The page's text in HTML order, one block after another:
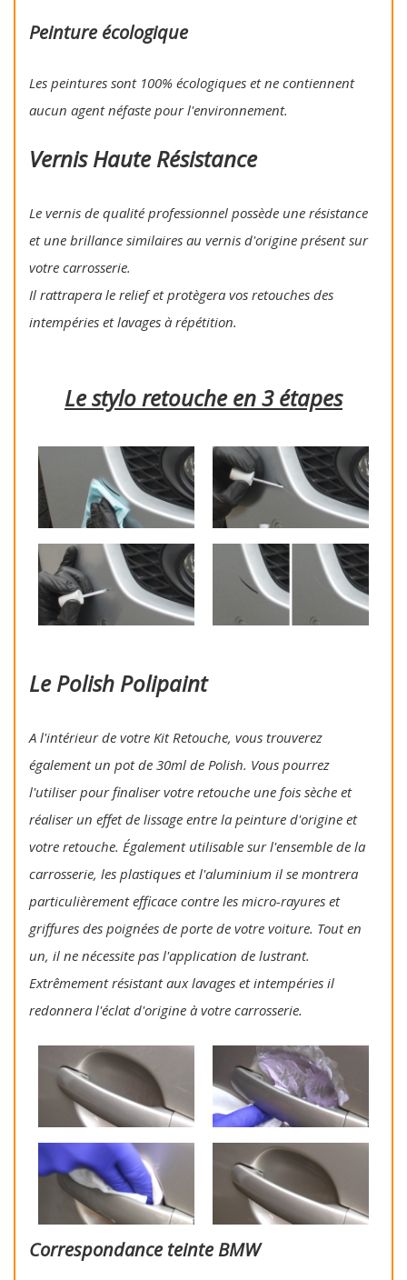
Peinture écologique
Les peintures sont 100% écologiques et ne contiennent
aucun agent néfaste pour l'environnement.
Vernis Haute Résistance
Le vernis de qualité professionnel possède une résistance
et une brillance similaires au vernis d'origine présent sur
votre carrosserie.
Il rattrapera le relief et protègera vos retouches des
intempéries et lavages à répétition.
Le stylo retouche en 3 étapes
Le Polish Polipaint
A l'intérieur de votre Kit Retouche, vous trouverez
également un pot de 30ml de Polish. Vous pourrez
l'utiliser pour finaliser votre retouche une fois sèche et
réaliser un effet de lissage entre la peinture d'origine et
votre retouche. Également utilisable sur l'ensemble de la
carrosserie, les plastiques et l'aluminium il se montrera
particulièrement efficace contre les micro-rayures et
griffures des poignées de porte de votre voiture. Tout en
un, il ne nécessite pas l'application de lustrant.
Extrêmement résistant aux lavages et intempéries il
redonnera l'éclat d'origine à votre carrosserie.
Correspondance teinte BMW